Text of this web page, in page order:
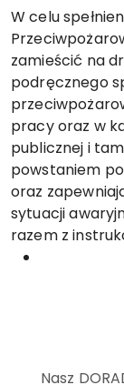
W celu
zamieścić na
podręcznego
pracy oraz w
publicznej i
powstaniem
oraz
sytuacji
razem z
Nasz